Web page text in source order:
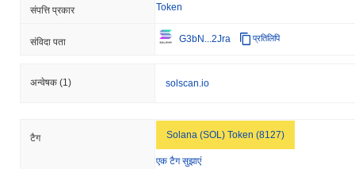
संपत्ति प्रकार Token
संविदा पता G3bN...2Jra प्रतिलिपि
अन्वेषक (1) solscan.io
टैग Solana (SOL) Token (8127)
एक टैग सुझाएं